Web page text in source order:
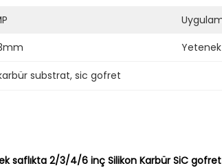
substrat, sic gofret
saflıkta 2/3/4/6 inç Silikon Karbür SiC